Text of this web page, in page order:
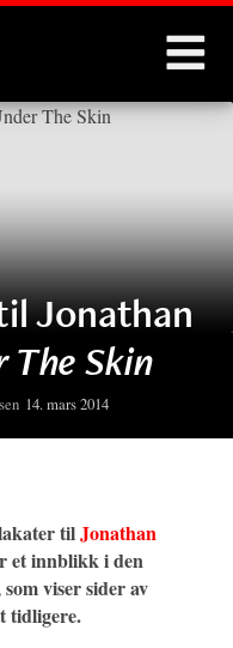
Jonathan
The Skin
14. mars 2014
tilJonathan
et innblikk i den
viser sider av
tidligere.